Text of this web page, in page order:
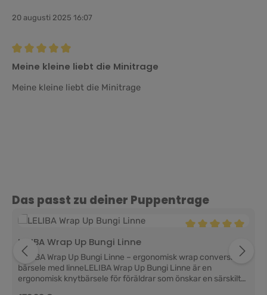
20 augusti 2025 16:07
Recension med betyg på 5 av 5 stjärnor
Meine kleine liebt die Minitrage
Meine kleine liebt die Minitrage
Hoppa över produktgalleri
Das passt zu deiner Puppentrage
LELIBA Wrap Up Bungi Linne
LELIBA Wrap Up Bungi Linne – ergonomisk wrap conversion-
bärsele med linneLELIBA Wrap Up Bungi Linne är en
ergonomisk knytbärsele för föräldrar som önskar en särskilt